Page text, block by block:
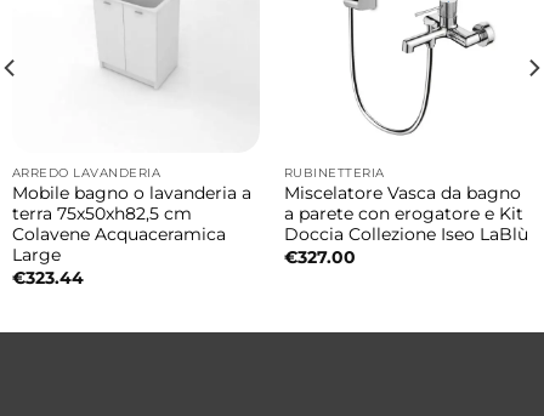
• Vasca angolare sinistra
Questa flessibilità permette di valorizzare al
mantenendo un’estetica ordinata ed
elegante.
Idromassaggio per il relax quotidiano
offrire una piacevole sensazione di
ARREDO LAVANDERIA
Mobile bagno o lavanderia a
terra 75x50xh82,5 cm
Colavene Acquaceramica
Large
€323.44
RUBINETTERIA
Miscelatore Vasca da bagno
a parete con erogatore e Kit
Doccia Collezione Iseo LaBlù
€327.00